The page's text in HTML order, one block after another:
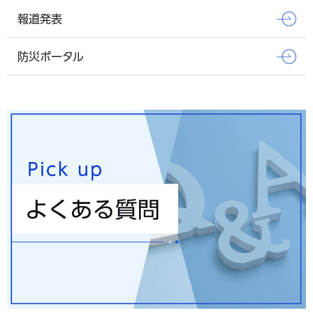
報道発表
防災ポータル